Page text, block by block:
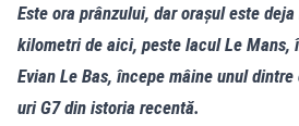
Este ora prânzului, dar orașul este
kilometri de aici, peste lacul Le Mans,
Evian Le Bas, începe mâine unul
uri G7 din istoria recentă.